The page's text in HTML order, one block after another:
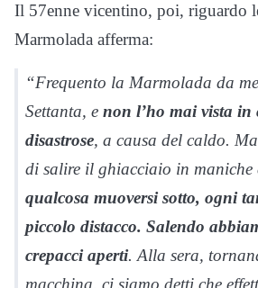
Il 57enne vicentino, poi, riguardo
Marmolada afferma:
“Frequento la Marmolada da
Settanta, e non l’ho mai vista in
disastrose, a causa del caldo.
di salire il ghiacciaio in maniche
qualcosa muoversi sotto, ogni
piccolo distacco. Salendo
crepacci aperti. Alla sera,
macchina, ci siamo detti che